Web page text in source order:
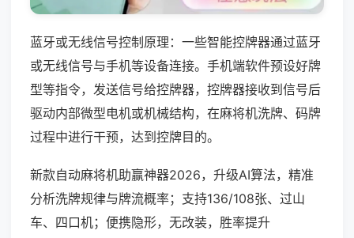
蓝牙或无线信号控制原理：一些智能控牌器通过蓝牙
或无线信号与手机等设备连接。手机端软件预设好牌
型等指令，发送信号给控牌器，控牌器接收到信号后
驱动内部微型电机或机械结构，在麻将机洗牌、码牌
过程中进行干预，达到控牌目的。
新款自动麻将机助赢神器2026，升级AI算法，精准
分析洗牌规律与牌流概率；支持136/108张、过山
车、四口机；便携隐形，无改装，胜率提升